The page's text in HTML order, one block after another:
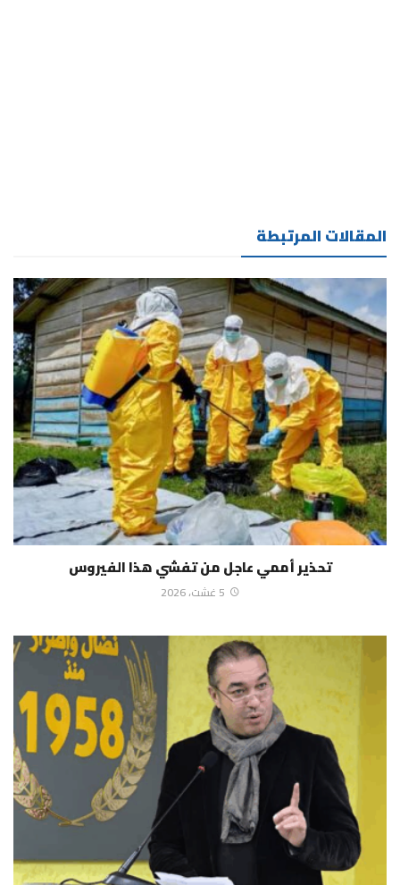
المقالات المرتبطة
تحذير أممي عاجل من تفشي هذا الفيروس
5 غشت، 2026